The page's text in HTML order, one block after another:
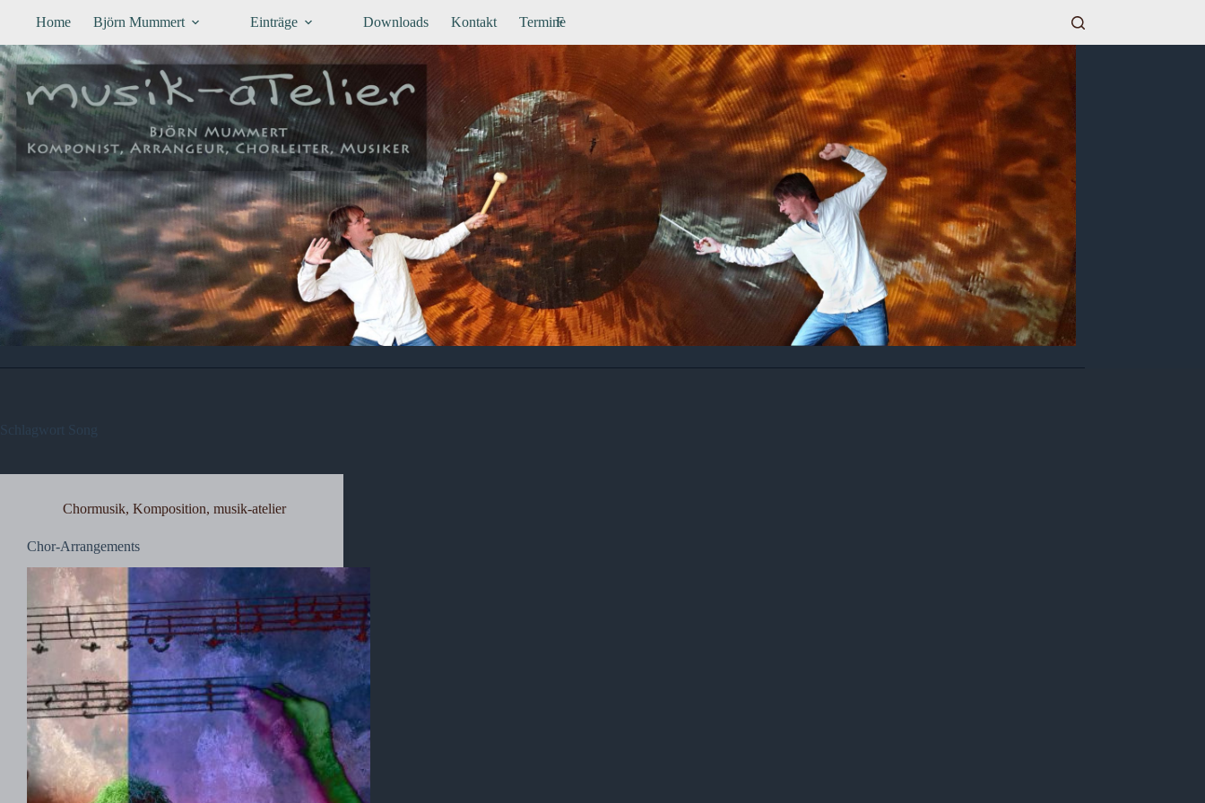
Home Björn Mummert Einträge Downloads Kontakt Termine
F
Schlagwort Song
Chormusik, Komposition, musik-atelier
Chor-Arrangements